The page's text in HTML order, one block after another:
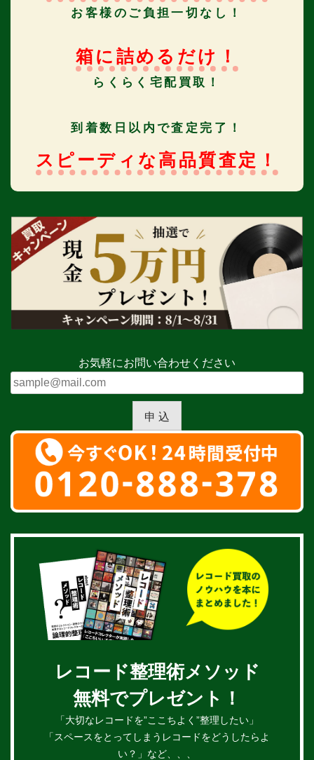
お客様のご負担一切なし！
箱に詰めるだけ！
らくらく宅配買取！
到着数日以内で査定完了！
スピーディな高品質査定！
お気軽にお問い合わせください
申 込
レコード整理術メソッド
無料でプレゼント！
「大切なレコードを”ここちよく”整理したい」
「スペースをとってしまうレコードをどうしたらよ
い？」など、、、